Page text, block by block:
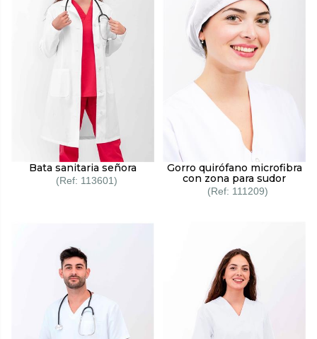
Bata sanitaria señora
113601
Gorro quirófano microfibra
con zona para sudor
111209